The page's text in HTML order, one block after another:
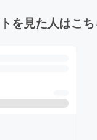
を見た人はこ